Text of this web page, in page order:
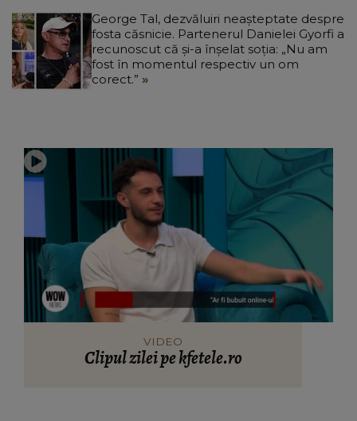
George Tal, dezvăluiri neașteptate despre
fosta căsnicie. Partenerul Danielei Gyorfi a
recunoscut că și-a înșelat soția: „Nu am
fost în momentul respectiv un om
corect.”
VIDEO
Clipul zilei pe kfetele.ro